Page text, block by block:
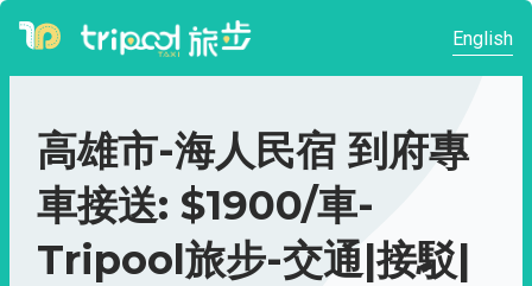
English
高雄市-海人民宿 到府專
車接送: $1900/車-
Tripool旅步-交通|接駁|